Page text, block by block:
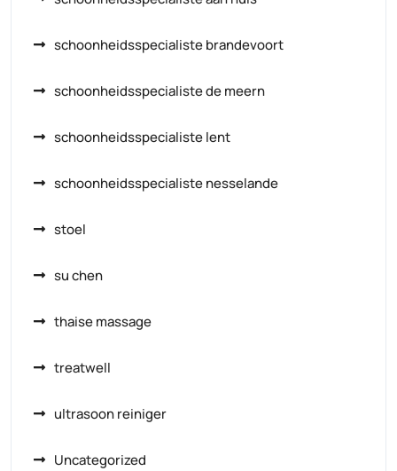
schoonheidsspecialiste brandevoort
schoonheidsspecialiste de meern
schoonheidsspecialiste lent
schoonheidsspecialiste nesselande
stoel
su chen
thaise massage
treatwell
ultrasoon reiniger
Uncategorized